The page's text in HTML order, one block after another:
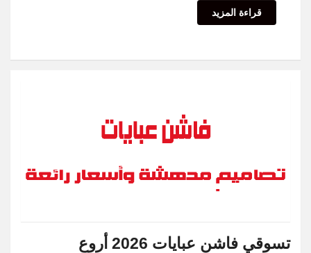
قراءة المزيد
تسوقي فاشن عبايات 2026 أروع